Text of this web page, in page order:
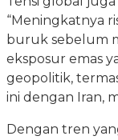
“Meningkatnya
buruk sebelum
eksposur emas
geopolitik,
ini dengan Iran,
Dengan tren